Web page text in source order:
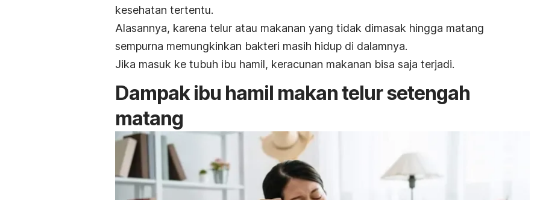
kesehatan tertentu.
Alasannya, karena telur atau makanan yang tidak dimasak hingga matang
sempurna memungkinkan bakteri masih hidup di dalamnya.
Jika masuk ke tubuh ibu hamil, keracunan makanan bisa saja terjadi.
Dampak ibu hamil makan telur setengah
matang